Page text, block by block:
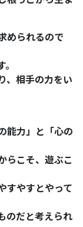
められるので
、相手の力をい
能力」と「心の
らこそ、遊ぶこ
すやすとやって
のだと考えられ